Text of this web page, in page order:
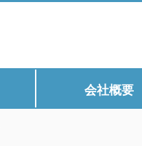
会社概要